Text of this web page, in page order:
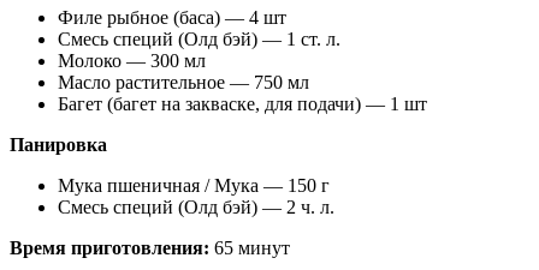
Филе рыбное (баса) — 4 шт
Смесь специй (Олд бэй) — 1 ст. л.
Молоко — 300 мл
Масло растительное — 750 мл
Багет (багет на закваске, для подачи) — 1 шт
Панировка
Мука пшеничная / Мука — 150 г
Смесь специй (Олд бэй) — 2 ч. л.
Время приготовления: 65 минут